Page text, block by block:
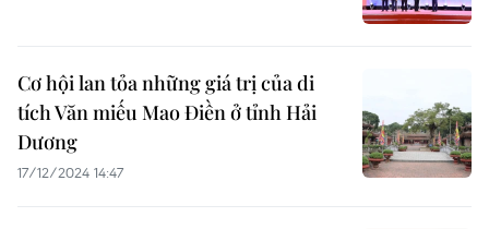
Cơ hội lan tỏa những giá trị của di
tích Văn miếu Mao Điền ở tỉnh Hải
Dương
17/12/2024 14:47